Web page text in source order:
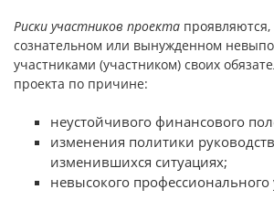
Риски участников проекта
сознательном или вынужденном
участниками (участником) своих
проекта по причине:
неустойчивого финансового
изменения политики
изменившихся ситуациях;
невысокого профессионального